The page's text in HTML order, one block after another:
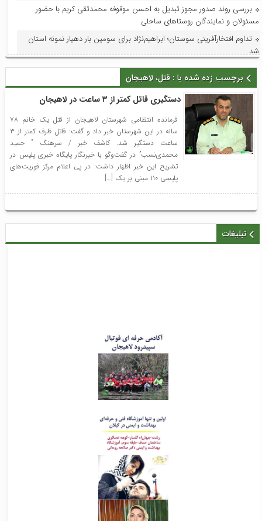
بررسی روند صدور مجوز تبدیل به احسن موقوفه محمدتقی کریم با حضور
مسئولان و نمایندگان روستاهای ساحلی
تداوم افتخارآفرینی سوستان؛ ابراهیم‌نژاد برای سومین بار دهیار نمونه استان
شد
فرماندار لاهیجان در جلسه هماهنگی جشنواره رسانه‌ای چای:جشنواره رسانه‌ای
چای، فرصتی برای تقویت برند لاهیجان و فرهنگ مصرف چای ایرانی است
استاندار گیلان؛ گیلان می‌تواند قطب ملی اردوها و مسابقات ورزش کارگری
با حضور مدیر امور عمرانی، زیربنایی و محیط زیست دبیرخانه شورای‌عالی
مناطق آزاد و ویژه اقتصادی؛ آخرین وضعیت پروژه‌های عمرانی منطقه آزاد انزلی
بررسی شد
در راستای ظرفیت‌سازی و توسعه: فاز اول افزایش ظرفیت پست لاهیجان۲ به
بهره‌برداری و در مدار قرار گرفت
سیاستگذاری جشنواره تئاتر خیابانی شهروند لاهیجان برگزار شد
برچسب زده شده با : قتل، لاهیجان
دستگیری قاتل کمتر از ۳ ساعت در لاهیجان
فرمانده انتظامی شهرستان لاهیجان از قتل یک خانم ۷۸
ساله در این شهرستان خبر داد و گفت: قاتل ظرف کمتر از ۳
ساعت دستگیر شد. کاشف خبر / سرهنگ ” حمید
محمدی‌نسب” در گفت‌وگو با خبرنگار پایگاه خبری پلیس در
تشریح این خبر اظهار داشت: در پی اعلام مرکز فوریت‌های
پلیسی ۱۱۰ مبنی بر یک […]
تبلیغات